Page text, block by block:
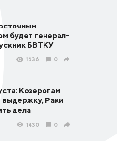
будет генерал-
БВТКУ
1636 0
Козерогам
выдержку, Раки
дела
1430 0